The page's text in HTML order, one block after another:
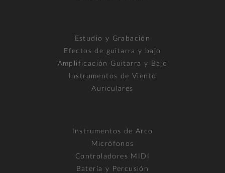
Estudio y Grabación
Efectos de guitarra y bajo
Amplificación Guitarra y Bajo
Instrumentos de Viento
Auriculares
Instrumentos de Arco
Micrófonos
Controladores MIDI
Batería y Percusión